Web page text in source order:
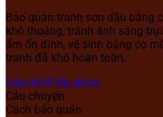
Bảo quản tranh sơn dầu bằng
khô thoáng, tránh ánh sáng
ẩm ổn định, vệ sinh bằng cọ
tranh đã khô hoàn toàn.
Liên hệ 0 Yêu thích
Câu chuyện
Cách bảo quản